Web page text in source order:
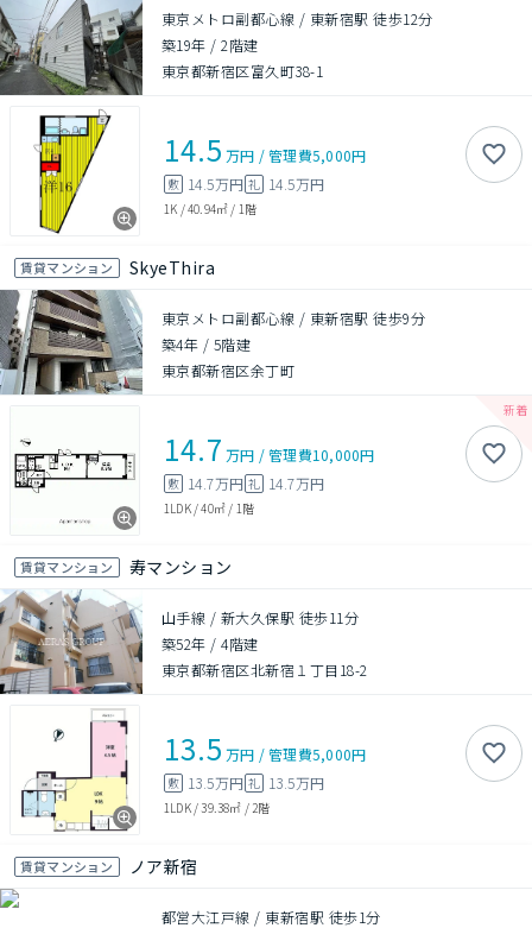
東京メトロ副都心線 / 東新宿駅 徒歩12分
築19年 /2階建
東京都新宿区富久町38-1
14.5 万円 /管理費5,000円
敷 14.5万円 礼 14.5万円
1K /40.94㎡ / 1階
賃貸マンション SkyeThira
東京メトロ副都心線 / 東新宿駅 徒歩9分
築4年 / 5階建
東京都新宿区余丁町
14.7 万円 /管理費10,000円
敷 14.7万円 礼 14.7万円
1LDK/40㎡ / 1階
賃貸マンション 寿マンション
山手線 / 新大久保駅 徒歩11分
築52年 /4階建
東京都新宿区北新宿１丁目18-2
13.5 万円 /管理費5,000円
敷 13.5万円 礼 13.5万円
1LDK/39.38㎡ / 2階
賃貸マンション ノア新宿
都営大江戸線 / 東新宿駅 徒歩1分